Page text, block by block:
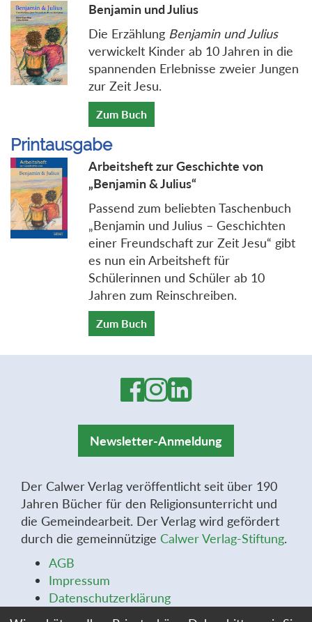
Benjamin und Julius
Die Erzählung Benjamin und Julius
verwickelt Kinder ab 10 Jahren in die
spannenden Erlebnisse zweier Jungen
zur Zeit Jesu.
Zum Buch
Printausgabe
Arbeitsheft zur Geschichte von
„Benjamin & Julius“
Passend zum beliebten Taschenbuch
„Benjamin und Julius – Geschichten
einer Freundschaft zur Zeit Jesu“ gibt
es nun ein Arbeitsheft für
Schülerinnen und Schüler ab 10
Jahren zum Reinschreiben.
Zum Buch
Newsletter-Anmeldung
Der Calwer Verlag veröffentlicht seit über 190
Jahren Bücher für den Religionsunterricht und
die Gemeindearbeit. Der Verlag wird gefördert
durch die gemeinnützige Calwer Verlag-Stiftung.
AGB
Impressum
Datenschutzerklärung